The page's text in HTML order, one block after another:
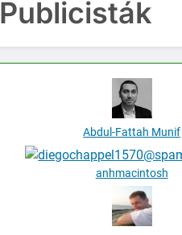
Publicisták
Abdul-Fattah Munif
anhmacintosh